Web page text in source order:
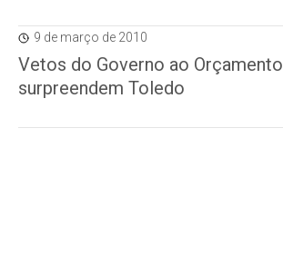
9 de março de 2010
Vetos do Governo ao Orçamento
surpreendem Toledo